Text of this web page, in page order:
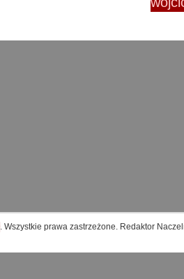
. Wszystkie prawa zastrzeżone. Redaktor